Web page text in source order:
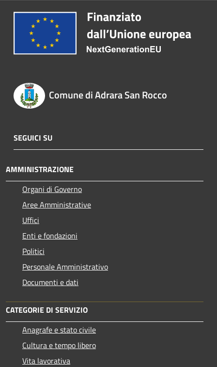
Comune di Adrara San Rocco
SEGUICI SU
AMMINISTRAZIONE
Organi di Governo
Aree Amministrative
Uffici
Enti e fondazioni
Politici
Personale Amministrativo
Documenti e dati
CATEGORIE DI SERVIZIO
Anagrafe e stato civile
Cultura e tempo libero
Vita lavorativa